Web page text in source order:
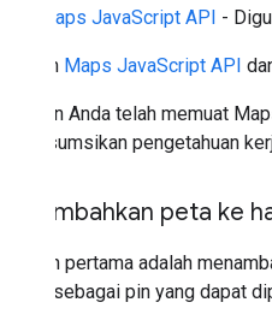
Maps JavaScript API -
Aktifkan Maps JavaScript API
Pastikan Anda telah memuat
mengasumsikan pengetahuan
Menambahkan peta ke
Langkah pertama adalah
Search sebagai pin yang dapat